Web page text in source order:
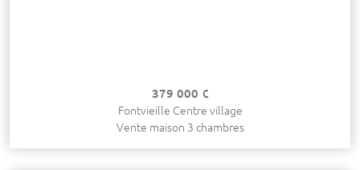
379 000 €
Fontvieille Centre village
Vente maison 3 chambres